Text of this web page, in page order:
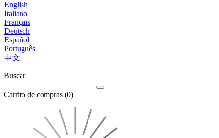
English
Italiano
Français
Deutsch
Español
Português
中文
Buscar
Carrito de compras (0)